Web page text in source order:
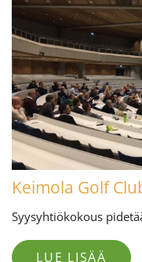
Keimola Golf
Syysyhtiökokous
LUE LISÄÄ